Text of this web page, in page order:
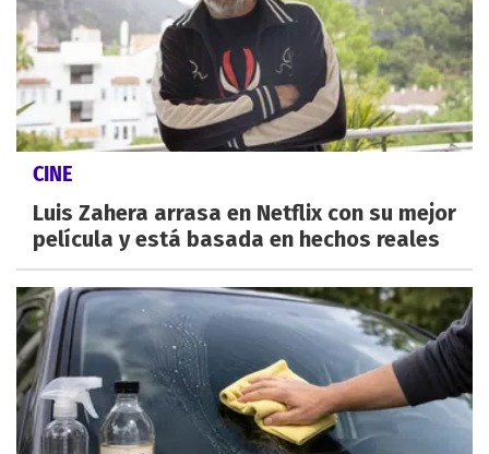
CINE
Luis Zahera arrasa en Netflix con su mejor
película y está basada en hechos reales